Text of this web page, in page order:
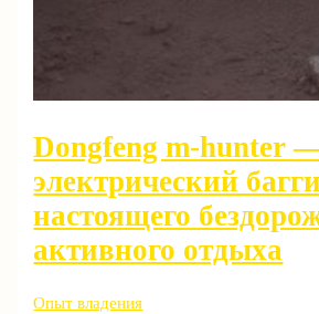
Dongfeng m-hunter
электрический
настоящего
активного отдыха
Опыт владения